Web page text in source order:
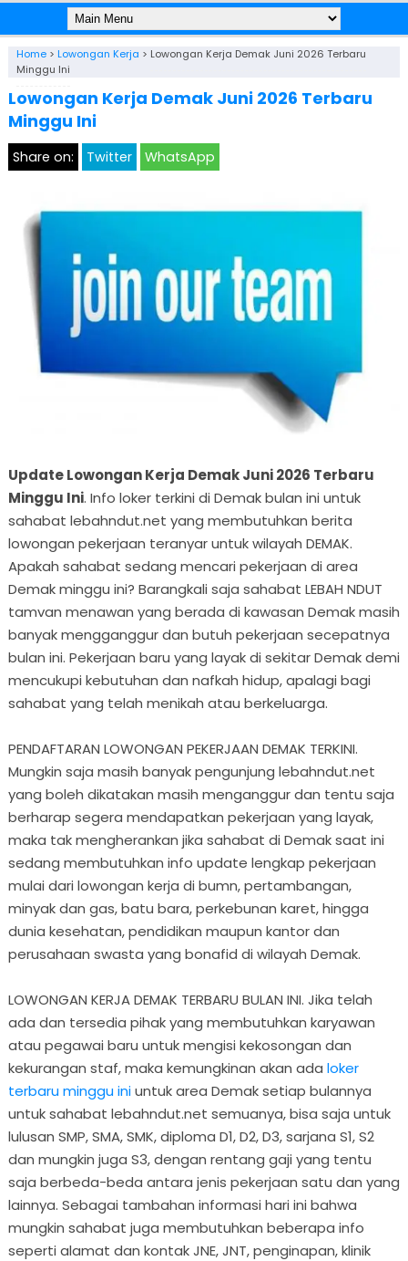
Home> Lowongan Kerja > Lowongan Kerja Demak Juni 2026 Terbaru
Minggu Ini
Lowongan Kerja Demak Juni 2026 Terbaru
Minggu Ini
Share on: Twitter WhatsApp
Update Lowongan Kerja Demak Juni 2026 Terbaru
Minggu Ini. Info loker terkini di Demak bulan ini untuk
sahabat lebahndut.net yang membutuhkan berita
lowongan pekerjaan teranyar untuk wilayah DEMAK.
Apakah sahabat sedang mencari pekerjaan di area
Demak minggu ini? Barangkali saja sahabat LEBAH NDUT
tamvan menawan yang berada di kawasan Demak masih
banyak mengganggur dan butuh pekerjaan secepatnya
bulan ini. Pekerjaan baru yang layak di sekitar Demak demi
mencukupi kebutuhan dan nafkah hidup, apalagi bagi
sahabat yang telah menikah atau berkeluarga.
PENDAFTARAN LOWONGAN PEKERJAAN DEMAK TERKINI.
Mungkin saja masih banyak pengunjung lebahndut.net
yang boleh dikatakan masih menganggur dan tentu saja
berharap segera mendapatkan pekerjaan yang layak,
maka tak mengherankan jika sahabat di Demak saat ini
sedang membutuhkan info update lengkap pekerjaan
mulai dari lowongan kerja di bumn, pertambangan,
minyak dan gas, batu bara, perkebunan karet, hingga
dunia kesehatan, pendidikan maupun kantor dan
perusahaan swasta yang bonafid di wilayah Demak.
LOWONGAN KERJA DEMAK TERBARU BULAN INI. Jika telah
ada dan tersedia pihak yang membutuhkan karyawan
atau pegawai baru untuk mengisi kekosongan dan
kekurangan staf, maka kemungkinan akan ada loker
terbaru minggu iniuntuk area Demak setiap bulannya
untuk sahabat lebahndut.net semuanya, bisa saja untuk
lulusan SMP, SMA, SMK, diploma D1, D2, D3, sarjana S1, S2
dan mungkin juga S3, dengan rentang gaji yang tentu
saja berbeda-beda antara jenis pekerjaan satu dan yang
lainnya. Sebagai tambahan informasi hari ini bahwa
mungkin sahabat juga membutuhkan beberapa info
seperti alamat dan kontak JNE, JNT, penginapan, klinik